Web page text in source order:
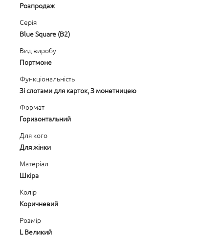
Розпродаж
Серія
Blue Square (B2)
Вид виробу
Портмоне
Функціональність
Зі слотами для карток, З монетницею
Формат
Горизонтальний
Для кого
Для жінки
Матеріал
Шкіра
Колір
Коричневий
Розмір
L Великий